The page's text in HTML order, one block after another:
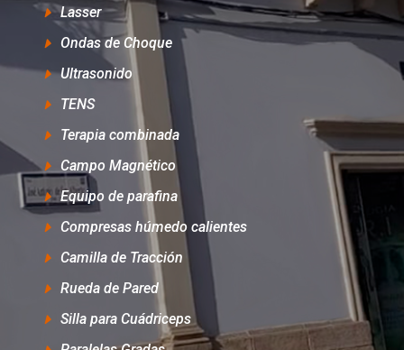
Lasser
Ondas de Choque
Ultrasonido
TENS
Terapia combinada
Campo Magnético
Equipo de parafina
Compresas húmedo calientes
Camilla de Tracción
Rueda de Pared
Silla para Cuádriceps